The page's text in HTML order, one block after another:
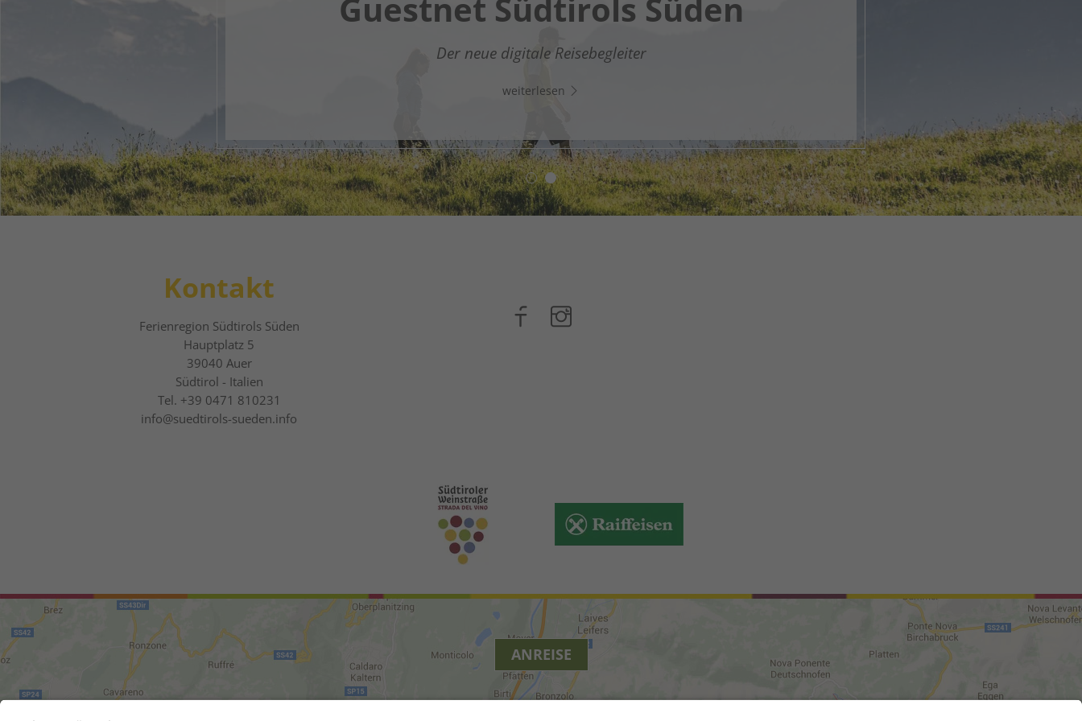
Dein digitaler Assistent in Südtirols Süden - Klicke auf den Link, öffne
Whats App und chatte direkt los!
Guestnet Südtirols Süden
Der neue digitale Reisebegleiter
weiterlesen
1 2
Kontakt
Ferienregion Südtirols Süden
Hauptplatz 5
39040 Auer
Südtirol - Italien
Tel. +39 0471 810231
info@suedtirols-sueden.info
ANREISE